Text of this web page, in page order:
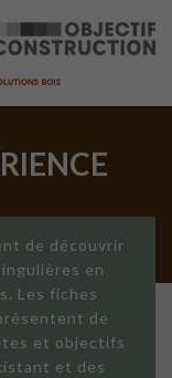
de découvrir
en
Les fiches
de
et objectifs
et des